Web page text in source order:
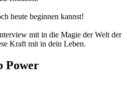
heute beginnen kannst!
mit in die Magie der Welt der
Kraft mit in dein Leben.
Power